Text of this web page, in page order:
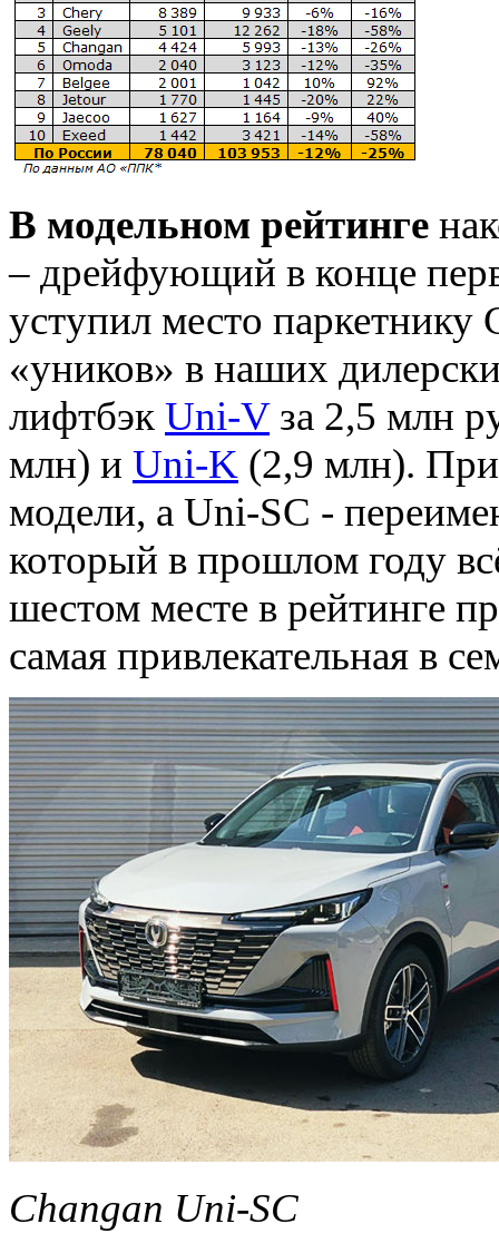
В модельном рейтинге
– дрейфующий в конце
уступил место
«уников» в наших
лифтбэк Uni-Vза 2,5 млн
млн) и Uni-K (2,9 млн).
модели, а Uni-SС -
который в прошлом году
шестом месте в рейтинге
самая привлекательная в
Changan Uni-SС